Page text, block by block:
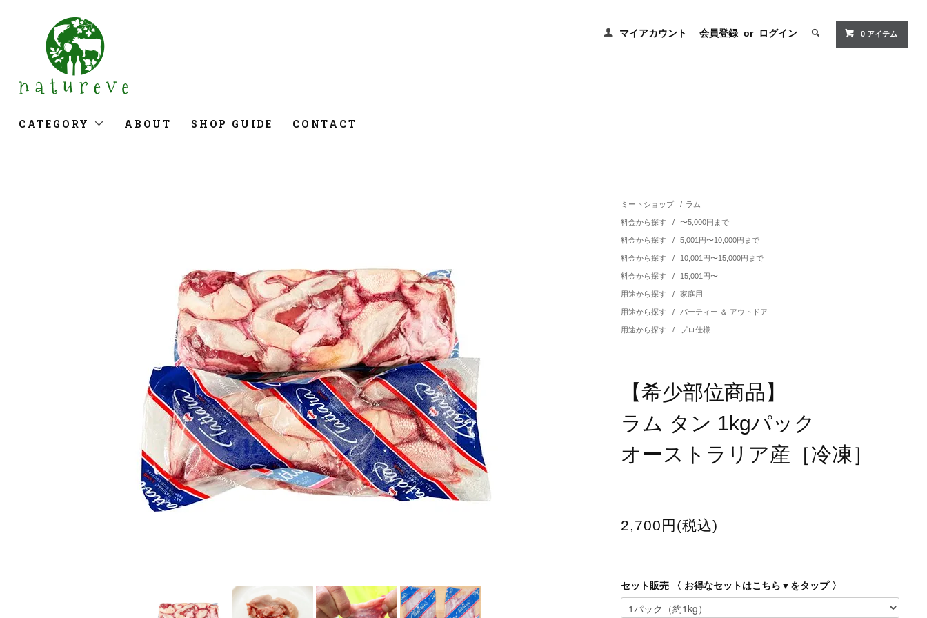
マイアカウント 会員登録 or ログイン 0 アイテム
CATEGORY ABOUT SHOP GUIDE CONTACT
ミートショップ / ラム
料金から探す / 〜5,000円まで
料金から探す / 5,001円〜10,000円まで
料金から探す / 10,001円〜15,000円まで
料金から探す / 15,001円〜
用途から探す / 家庭用
用途から探す / パーティー ＆ アウトドア
用途から探す / プロ仕様
【希少部位商品】
ラム タン 1kgパック
オーストラリア産［冷凍］
2,700円(税込)
セット販売 〈 お得なセットはこちら▼をタップ 〉